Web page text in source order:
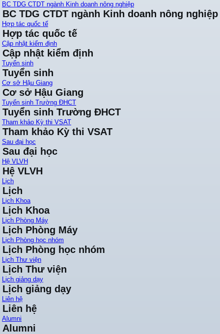
BC TDG CTDT ngành Kinh doanh nông nghiệp
BC TDG CTDT ngành Kinh doanh nông nghiệp
Hợp tác quốc tế
Hợp tác quốc tế
Cập nhật kiểm định
Cập nhật kiểm định
Tuyển sinh
Tuyển sinh
Cơ sở Hậu Giang
Cơ sở Hậu Giang
Tuyển sinh Trường ĐHCT
Tuyển sinh Trường ĐHCT
Tham khảo Kỳ thi VSAT
Tham khảo Kỳ thi VSAT
Sau đại học
Sau đại học
Hệ VLVH
Hệ VLVH
Lịch
Lịch
Lịch Khoa
Lịch Khoa
Lịch Phòng Máy
Lịch Phòng Máy
Lịch Phòng học nhóm
Lịch Phòng học nhóm
Lịch Thư viện
Lịch Thư viện
Lịch giảng dạy
Lịch giảng dạy
Liên hệ
Liên hệ
Alumni
Alumni